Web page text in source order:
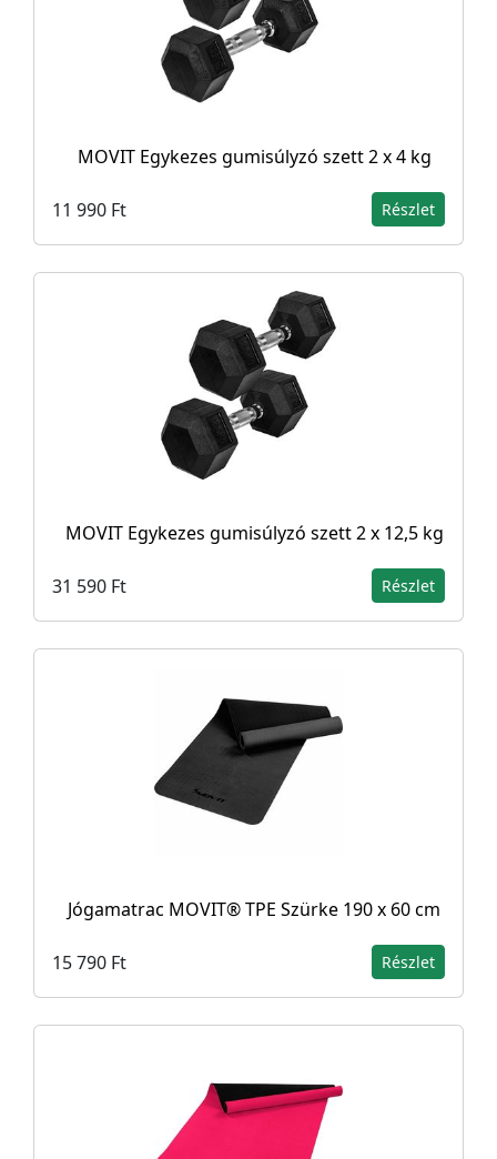
MOVIT Egykezes gumisúlyzó szett 2 x 4 kg
11 990 Ft Részlet
MOVIT Egykezes gumisúlyzó szett 2 x 12,5 kg
31 590 Ft Részlet
Jógamatrac MOVIT® TPE Szürke 190 x 60 cm
15 790 Ft Részlet